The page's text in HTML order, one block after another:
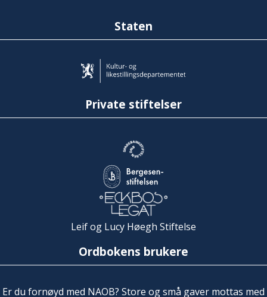
Staten
Private stiftelser
Leif og Lucy Høegh Stiftelse
Ordbokens brukere
Er du fornøyd med NAOB? Store og små gaver mottas med